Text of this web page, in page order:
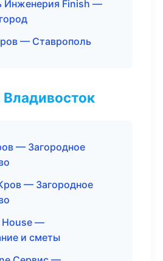
Инженерия Finish —
— Ставрополь
— Загородное
— Загородное
—
и сметы